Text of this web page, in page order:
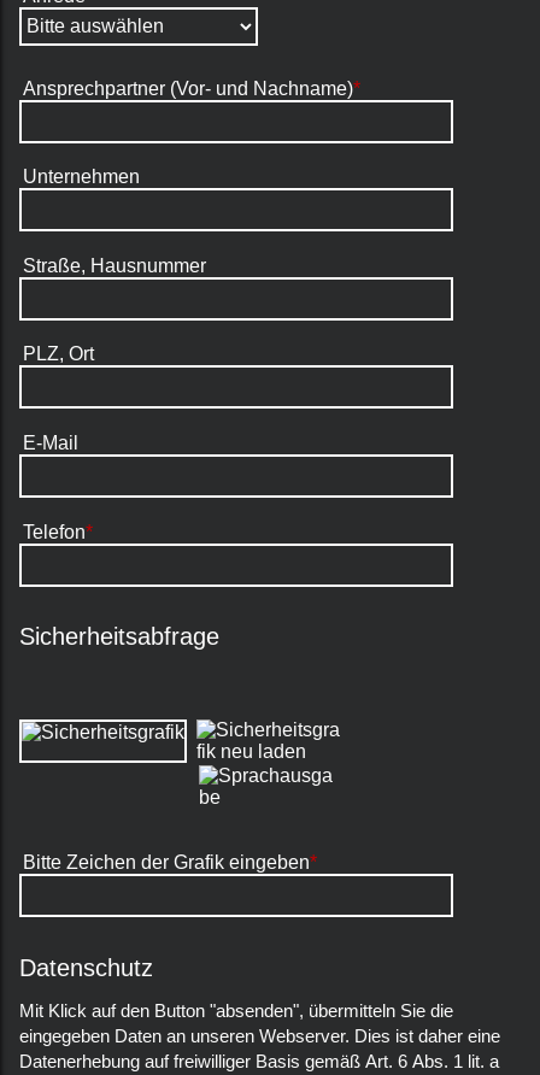
Ansprechpartner (Vor- und Nachname)*
Unternehmen
Straße, Hausnummer
PLZ, Ort
E-Mail
Telefon*
Sicherheitsabfrage
Bitte Zeichen der Grafik eingeben*
Datenschutz
Mit Klick auf den Button "absenden", übermitteln Sie die
eingegeben Daten an unseren Webserver. Dies ist daher eine
Datenerhebung auf freiwilliger Basis gemäß Art. 6 Abs. 1 lit. a